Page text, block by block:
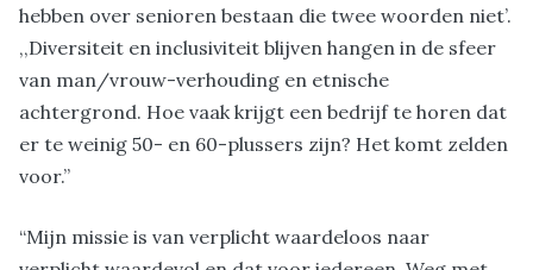
hebben over senioren bestaan die twee woorden niet’.
,,Diversiteit en inclusiviteit blijven hangen in de sfeer
van man/vrouw-verhouding en etnische
achtergrond. Hoe vaak krijgt een bedrijf te horen dat
er te weinig 50- en 60-plussers zijn? Het komt zelden
voor.”
“Mijn missie is van verplicht waardeloos naar